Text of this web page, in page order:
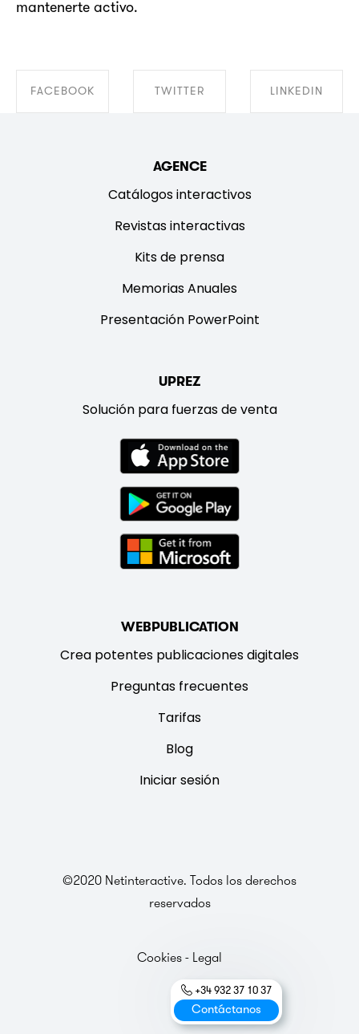
mantenerte activo.
FACEBOOK TWITTER LINKEDIN
AGENCE
Catálogos interactivos
Revistas interactivas
Kits de prensa
Memorias Anuales
Presentación PowerPoint
UPREZ
Solución para fuerzas de venta
WEBPUBLICATION
Crea potentes publicaciones digitales
Preguntas frecuentes
Tarifas
Blog
Iniciar sesión
©2020 Netinteractive. Todos los derechos
reservados
Cookies - Legal
+34 932 37 10 37
Contáctanos